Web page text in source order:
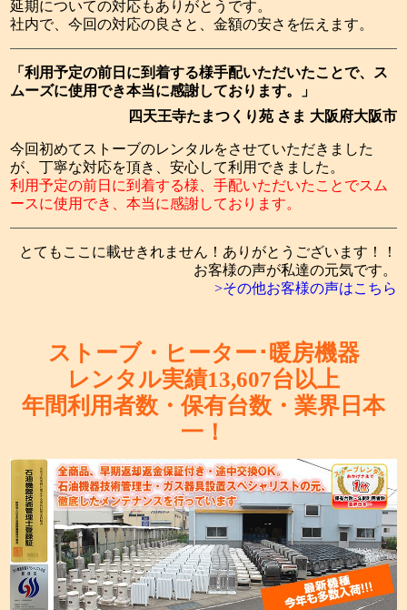
延期についての対応もありがとうです。
社内で、今回の対応の良さと、金額の安さを伝えます。
「利用予定の前日に到着する様手配いただいたことで、ス
ムーズに使用でき本当に感謝しております。」
四天王寺たまつくり苑 さま 大阪府大阪市
今回初めてストーブのレンタルをさせていただきました
が、丁寧な対応を頂き、安心して利用できました。
利用予定の前日に到着する様、手配いただいたことでスム
ースに使用でき、本当に感謝しております。
とてもここに載せきれません！ありがとうございます！！
お客様の声が私達の元気です。
>その他お客様の声はこちら
ストーブ・ヒーター･暖房機器
レンタル実績13,607台以上
年間利用者数・保有台数・ 業界日本
一！